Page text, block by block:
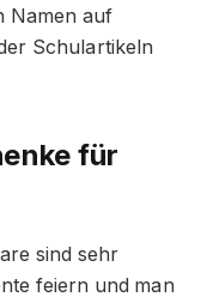
Namen auf
Schulartikeln
für
sind sehr
feiern und man